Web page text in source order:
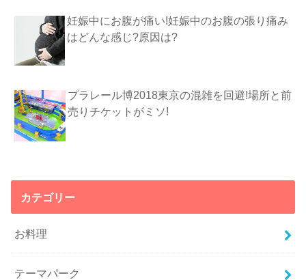
妊娠中にお腹が痛い!妊娠中のお腹の張り痛み
はどんな感じ?原因は?
プラレール博2018東京の混雑を回避!場所と前
売りチケットがミソ!
カテゴリー
お料理
テーマパーク